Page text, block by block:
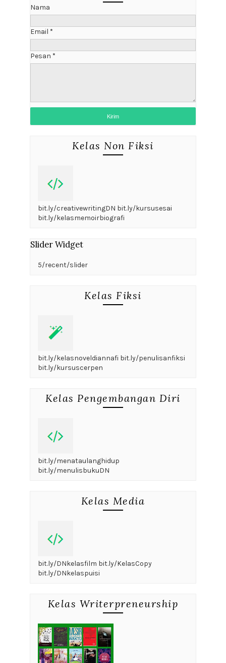
Nama
Email *
Pesan *
Kelas Non Fiksi
bit.ly/creativewritingDN bit.ly/kursusesai
bit.ly/kelasmemoirbiografi
Slider Widget
5/recent/slider
Kelas Fiksi
bit.ly/kelasnoveldiannafi bit.ly/penulisanfiksi
bit.ly/kursuscerpen
Kelas Pengembangan Diri
bit.ly/menataulanghidup
bit.ly/menulisbukuDN
Kelas Media
bit.ly/DNkelasfilm bit.ly/KelasCopy
bit.ly/DNkelaspuisi
Kelas Writerpreneurship